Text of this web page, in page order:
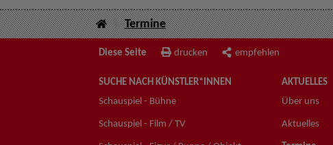
Termine
Diese Seite drucken empfehlen
SUCHE NACH KÜNSTLER*INNEN
Schauspiel - Bühne
Schauspiel - Film / TV
AKTUELLES
Über uns
Aktuelles